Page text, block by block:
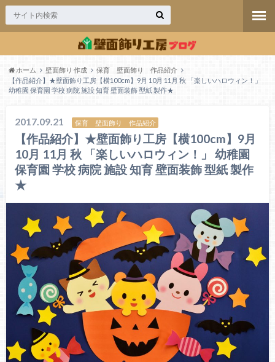
ホーム 壁面飾り 作成
保育 壁面飾り 作品紹介
【作品紹介】★壁面飾り工房【横100cm】9月 10月 11月 秋 「楽しいハロウィン！」
幼稚園 保育園 学校 病院 施設 知育 壁面装飾 型紙 製作★
2017.09.21 保育 壁面飾り 作品紹介
【作品紹介】★壁面飾り工房【横100cm】9月
10月 11月 秋 「楽しいハロウィン！」 幼稚園
保育園 学校 病院 施設 知育 壁面装飾 型紙 製作
★